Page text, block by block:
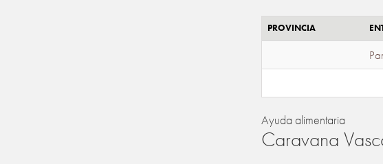
PROVINCIA
Ayuda alimentaria
Caravana